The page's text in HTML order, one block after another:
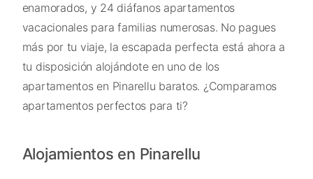
enamorados, y 24 diáfanos apartamentos
vacacionales para familias numerosas. No pagues
más por tu viaje, la escapada perfecta está ahora a
tu disposición alojándote en uno de los
apartamentos en Pinarellu baratos. ¿Comparamos
apartamentos perfectos para ti?
Alojamientos en Pinarellu